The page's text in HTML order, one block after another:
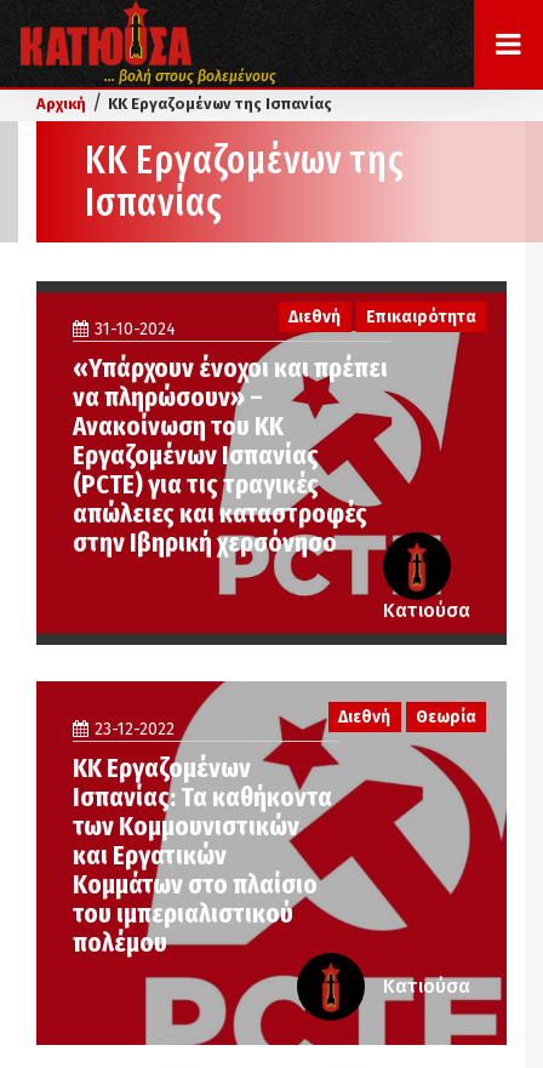
... βολή στους βολεμένους
Αρχική / ΚΚ Εργαζομένων της Ισπανίας
ΚΚ Εργαζομένων της
Ισπανίας
Διεθνή Επικαιρότητα
31-10-2024
«Υπάρχουν ένοχοι και πρέπει
να πληρώσουν» –
Ανακοίνωση του ΚΚ
Εργαζομένων Ισπανίας
(PCTE) για τις τραγικές
απώλειες και καταστροφές
στην Ιβηρική χερσόνησο
Κατιούσα
23-12-2022
ΚΚ Εργαζομένων
Ισπανίας: Τα καθήκοντα
των Κομμουνιστικών
και Εργατικών
Κομμάτων στο πλαίσιο
του ιμπεριαλιστικού
πολέμου
Διεθνή Θεωρία
Κατιούσα